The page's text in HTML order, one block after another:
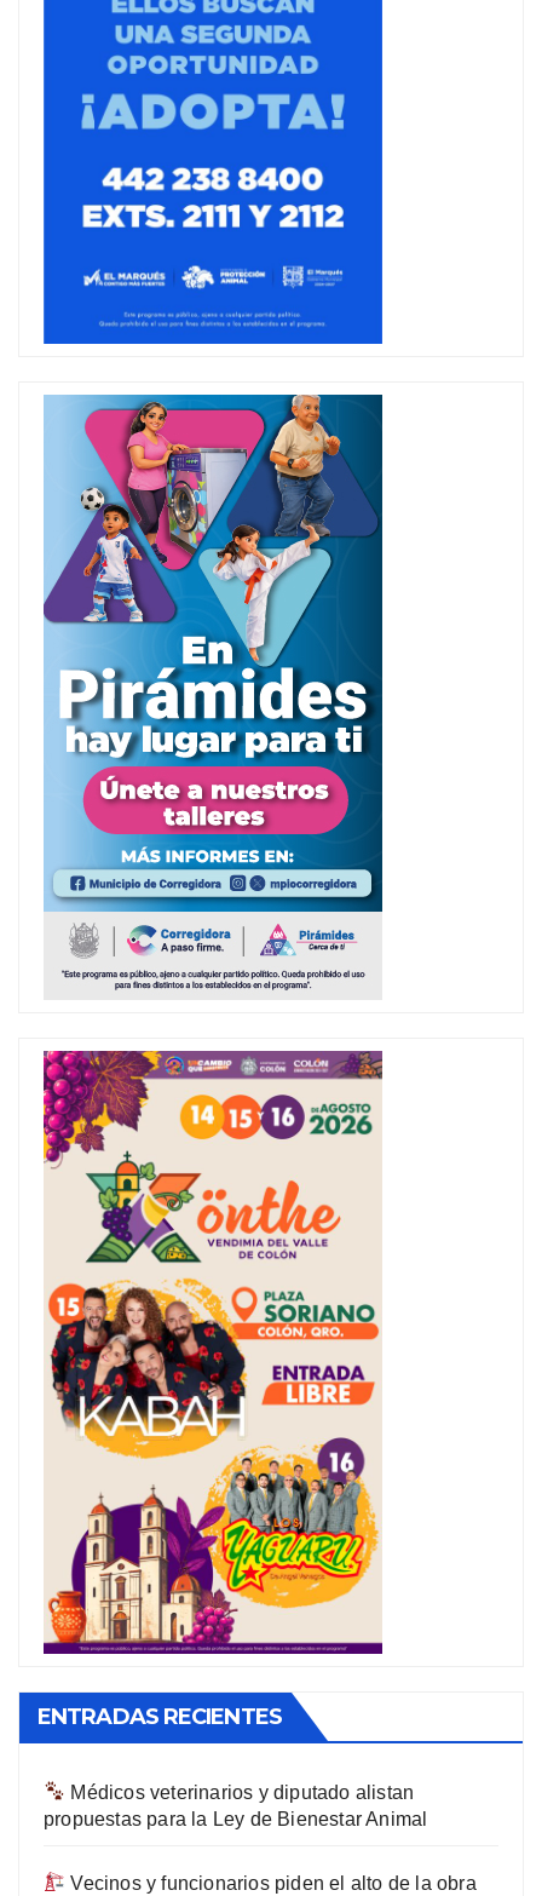
ENTRADAS RECIENTES
Médicos veterinarios y diputado alistan
propuestas para la Ley de Bienestar Animal
Vecinos y funcionarios piden el alto de la obra